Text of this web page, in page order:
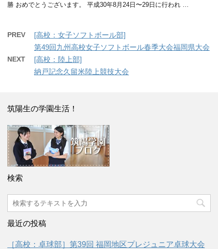
勝 おめでとうございます。 平成30年8月24日〜29日に行われ …
PREV
[高校：女子ソフトボール部]
第49回九州高校女子ソフトボール春季大会福岡県大会
NEXT
[高校：陸上部]
納戸記念久留米陸上競技大会
筑陽生の学園生活！
検索
最近の投稿
［高校：卓球部］第39回 福岡地区プレジュニア卓球大会